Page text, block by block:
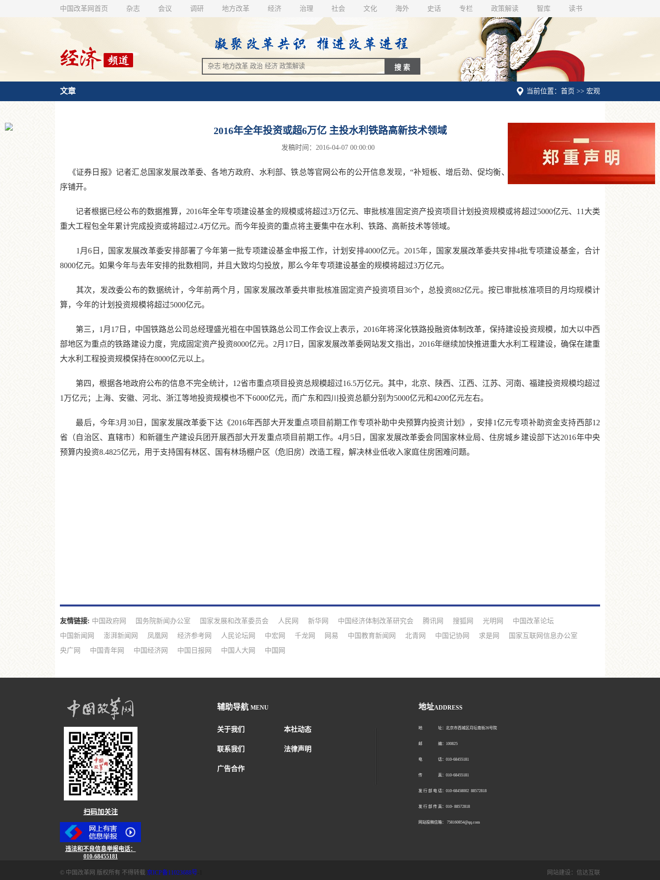
中国改革网首页 杂志 会议 调研 地方改革 经济 治理 社会 文化 海外 史话 专栏 政策解读 智库 读书
当前位置：首页 >> 宏观
文章
2016年全年投资或超6万亿 主投水利铁路高新技术领域
发稿时间：2016-04-07 00:00:00
《证券日报》记者汇总国家发展改革委、各地方政府、水利部、铁总等官网公布的公开信息发现，“补短板、增后劲、促均衡、上水平”的投资项目已在有
序铺开。
记者根据已经公布的数据推算，2016年全年专项建设基金的规模或将超过3万亿元、审批核准固定资产投资项目计划投资规模或将超过5000亿元、11大类
重大工程包全年累计完成投资或将超过2.4万亿元。而今年投资的重点将主要集中在水利、铁路、高新技术等领域。
1月6日，国家发展改革委安排部署了今年第一批专项建设基金申报工作，计划安排4000亿元。2015年，国家发展改革委共安排4批专项建设基金，合计
8000亿元。如果今年与去年安排的批数相同，并且大致均匀投放，那么今年专项建设基金的规模将超过3万亿元。
其次，发改委公布的数据统计，今年前两个月，国家发展改革委共审批核准固定资产投资项目36个，总投资882亿元。按已审批核准项目的月均规模计
算，今年的计划投资规模将超过5000亿元。
第三，1月17日，中国铁路总公司总经理盛光祖在中国铁路总公司工作会议上表示，2016年将深化铁路投融资体制改革，保持建设投资规模，加大以中西
部地区为重点的铁路建设力度，完成固定资产投资8000亿元。2月17日，国家发展改革委网站发文指出，2016年继续加快推进重大水利工程建设，确保在建重
大水利工程投资规模保持在8000亿元以上。
第四，根据各地政府公布的信息不完全统计，12省市重点项目投资总规模超过16.5万亿元。其中，北京、陕西、江西、江苏、河南、福建投资规模均超过
1万亿元；上海、安徽、河北、浙江等地投资规模也不下6000亿元，而广东和四川投资总额分别为5000亿元和4200亿元左右。
最后，今年3月30日，国家发展改革委下达《2016年西部大开发重点项目前期工作专项补助中央预算内投资计划》，安排1亿元专项补助资金支持西部12
省（自治区、直辖市）和新疆生产建设兵团开展西部大开发重点项目前期工作。4月5日，国家发展改革委会同国家林业局、住房城乡建设部下达2016年中央
预算内投资8.4825亿元，用于支持国有林区、国有林场棚户区（危旧房）改造工程，解决林业低收入家庭住房困难问题。
友情链接: 中国政府网 国务院新闻办公室 国家发展和改革委员会 人民网 新华网 中国经济体制改革研究会 腾讯网 搜狐网 光明网
中国改革论坛
中国新闻网
澎湃新闻网 凤凰网 经济参考网 人民论坛网 中宏网 千龙网 网易 中国教育新闻网 北青网 中国记协网 求是网
国家互联网信息办公室
央广网
中国青年网 中国经济网 中国日报网 中国人大网 中国网
扫码加关注
违法和不良信息举报电话：
010-68455181
辅助导航 MENU
关于我们 本社动态
联系我们 法律声明
广告合作
地址ADDRESS
地 址：北京市西城区月坛南街26号院
邮 编：100825
电 话：010-68455181
传 真：010-68455181
发 行 部 电 话：010-68458002 88572818
发 行 部 传 真：010- 88572818
网站投稿信箱： 758160854@qq.com
网站建设： 信达互联
© 中国改革网 版权所有 不得转载 京ICP备11023688号